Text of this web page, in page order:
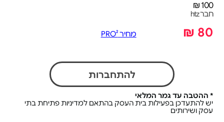
100 ₪
חבר htz
80 ₪ מחיר PRO²
להתחברות
* ההטבה עד גמר המלאי
יש להתעדכן בפעילות בית העסק בהתאם למדיניות פתיחת בתי
עסק ושירותים